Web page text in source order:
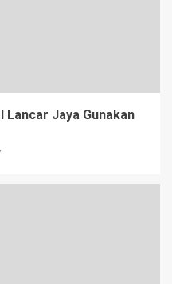
Lancar Jaya Gunakan